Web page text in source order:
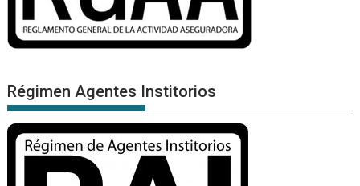
Régimen Agentes Institorios